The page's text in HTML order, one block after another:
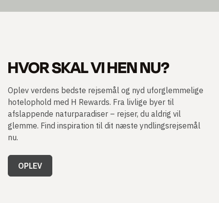
HVOR SKAL VI HEN NU?
Oplev verdens bedste rejsemål og nyd uforglemmelige
hotelophold med H Rewards. Fra livlige byer til
afslappende naturparadiser – rejser, du aldrig vil
glemme. Find inspiration til dit næste yndlingsrejsemål
nu.
OPLEV